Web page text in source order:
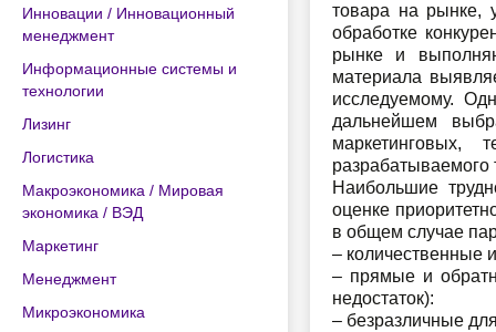
Инновации / Инновационный
менеджмент
Информационные системы и
технологии
Лизинг
Логистика
Макроэкономика / Мировая
экономика / ВЭД
Маркетинг
Менеджмент
Микроэкономика
товара на рынке,
обработке
рынке и
материала
исследуемому.
дальнейшем
маркетинговых,
разрабатываемого
Наибольшие
оценке
в общем случае
– количественные
– прямые и
недостаток):
– безразличные